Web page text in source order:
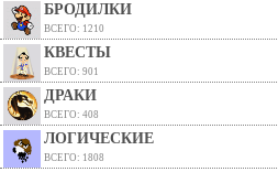
БРОДИЛКИ
ВСЕГО: 1210
КВЕСТЫ
ВСЕГО: 901
ДРАКИ
ВСЕГО: 408
ЛОГИЧЕСКИЕ
ВСЕГО: 1808